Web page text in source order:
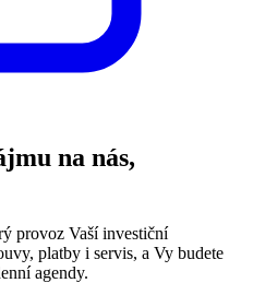
na nás,
provoz Vaší investiční
platby i servis, a Vy budete
agendy.